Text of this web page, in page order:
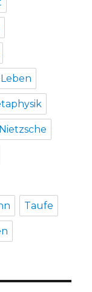
Leben
Nietzsche
Taufe